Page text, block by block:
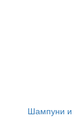
Шампуни и